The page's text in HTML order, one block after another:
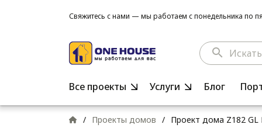
Свяжитесь с нами — мы работаем с понедельника по
search
Все проекты Услуги Блог
/ Проекты домов / Проект дома Z182 GL